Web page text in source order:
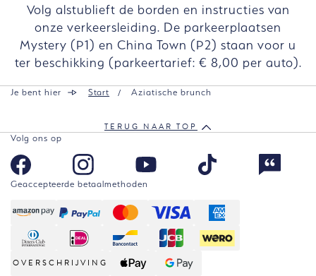
Volg alstublieft de borden en instructies van
onze verkeersleiding. De parkeerplaatsen
Mystery (P1) en China Town (P2) staan voor u
ter beschikking (parkeertarief: € 8,00 per auto).
Je bent hier Start Aziatische brunch
TERUG NAAR TOP
Volg ons op
Geaccepteerde betaalmethoden
OVERSCHRIJVING